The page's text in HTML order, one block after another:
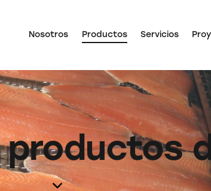
Nosotros Productos Servicios